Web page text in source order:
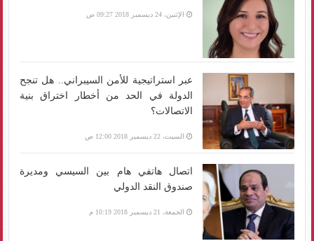
الإثنين، 24 ديسمبر 2018 09:27 ص
عبر استراتيجية للأمن السيبراني.. هل تنجح
الدولة في الحد من أخطار اختراق بنية
الاتصالات؟
السبت، 22 ديسمبر 2018 12:00 ص
اتصال هاتفي هام بين السيسي ومديرة
صندوق النقد الدولي
الجمعة، 21 ديسمبر 2018 10:19 م